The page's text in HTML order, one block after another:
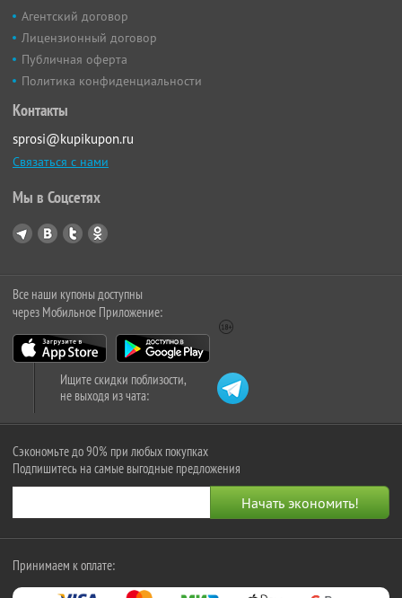
Агентский договор
Лицензионный договор
Публичная оферта
Политика конфиденциальности
Контакты
sprosi@kupikupon.ru
Связаться с нами
Мы в Соцсетях
Все наши купоны доступны
через Мобильное Приложение:
Ищите скидки поблизости,
не выходя из чата:
Сэкономьте до 90% при любых покупках
Подпишитесь на самые выгодные предложения
Принимаем к оплате: